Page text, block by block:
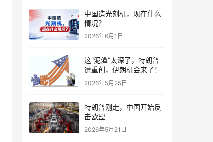
中国造光刻机，现在什么
情况？
2026年6月1日
这“泥潭”太深了，特朗普
遭重创，伊朗机会来了！
2026年5月25日
特朗普刚走，中国开始反
击欧盟
2026年5月21日